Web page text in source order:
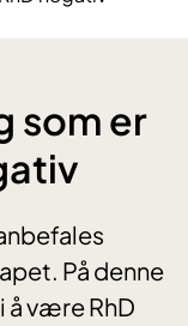
som er
På denne
å være RhD